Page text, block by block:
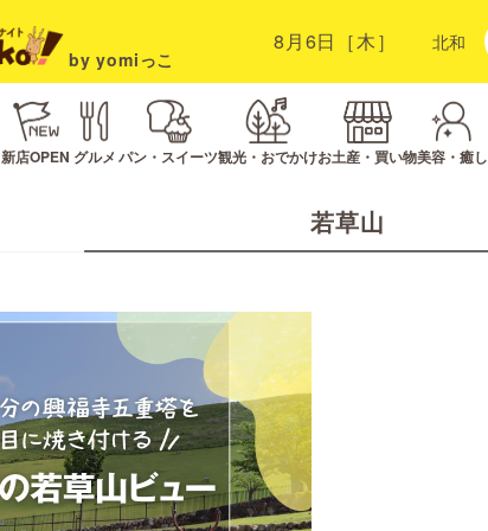
by yomiっこ
8月6日［木］ 北和
新店OPEN グルメ パン・スイーツ観光・おでかけお土産・買い物美容・癒し
若草山